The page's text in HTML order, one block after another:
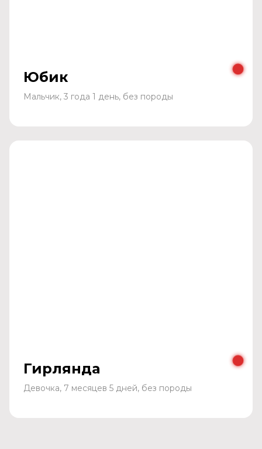
Юбик
Мальчик, 3 года 1 день, без породы
Гирлянда
Девочка, 7 месяцев 5 дней, без породы